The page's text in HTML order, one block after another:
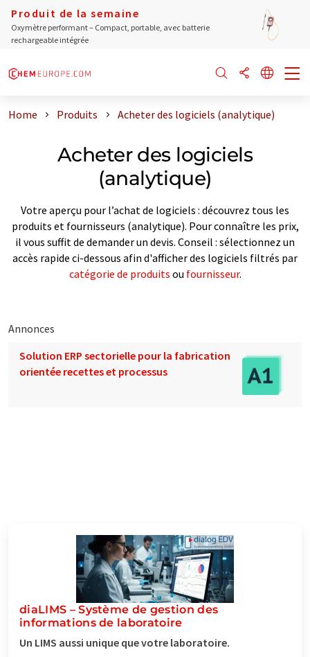
Produit de la semaine
Oxymètre performant – Compact, portable, avec batterie
rechargeable intégrée
Home Produits Acheter des logiciels (analytique)
Acheter des logiciels
(analytique)
Votre aperçu pour l’achat de logiciels : découvrez tous les
produits et fournisseurs (analytique). Pour connaître les prix,
il vous suffit de demander un devis. Conseil : sélectionnez un
accès rapide ci-dessous afin d'afficher des logiciels filtrés par
catégorie de produits ou fournisseur.
Annonces
Solution ERP sectorielle pour la fabrication
orientée recettes et processus
diaLIMS – Système de gestion des
informations de laboratoire
Un LIMS aussi unique que votre laboratoire.